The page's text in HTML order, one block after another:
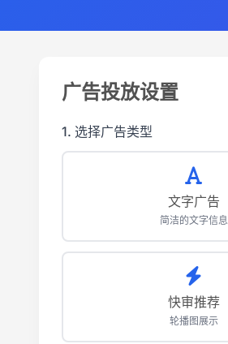
广告投放设置
1. 选择广告类型
文字广告
简洁的文字信息
快审推荐
轮播图展示